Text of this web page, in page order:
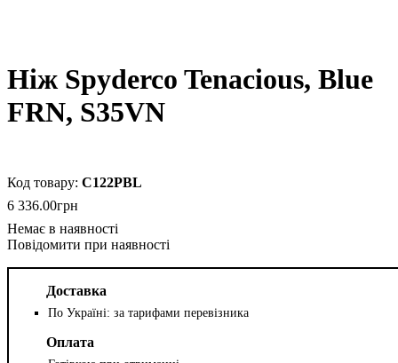
Ніж Spyderco Tenacious, Blue
FRN, S35VN
C122PBL
6 336.00грн
Повідомити при наявності
Доставка
По Україні: за тарифами перевізника
Оплата